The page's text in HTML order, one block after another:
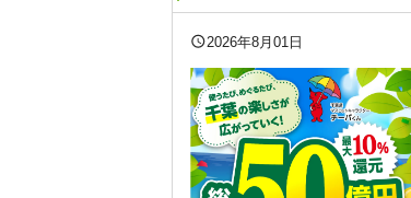
query_builder2026年8月01日